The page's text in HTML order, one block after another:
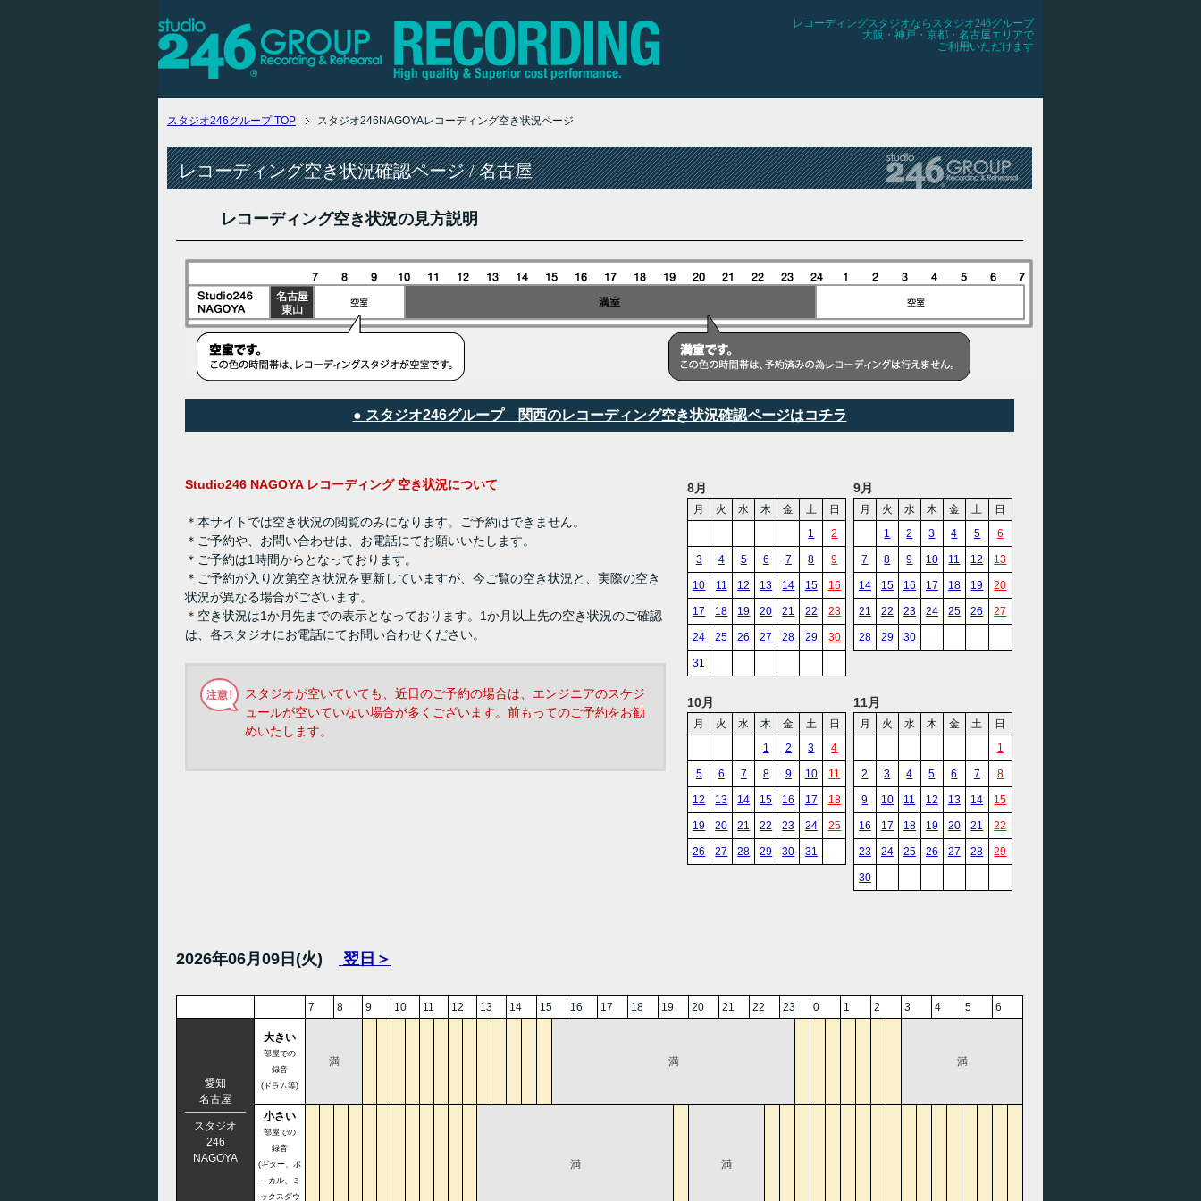
レコーディングスタジオならスタジオ246グループ
大阪・神戸・京都・名古屋エリアで
ご利用いただけます
スタジオ246グループTOP スタジオ246NAGOYAレコーディング空き状況ページ
レコーディング空き状況確認ページ / 名古屋
レコーディング空き状況の見方説明
● スタジオ246グループ 関西のレコーディング空き状況確認ページはコチラ
Studio246 NAGOYA レコーディング 空き状況について
＊本サイトでは空き状況の閲覧のみになります。ご予約はできません。
＊ご予約や、お問い合わせは、お電話にてお願いいたします。
＊ご予約は1時間からとなっております。
＊ご予約が入り次第空き状況を更新していますが、今ご覧の空き状況と、実際の空き
状況が異なる場合がございます。
＊空き状況は1か月先までの表示となっております。1か月以上先の空き状況のご確認
は、各スタジオにお電話にてお問い合わせください。
スタジオが空いていても、近日のご予約の場合は、エンジニアのスケジ
ュールが空いていない場合が多くございます。前もってのご予約をお勧
めいたします。
8月
月 火 水 木 金 土
日
1
2
3 4 5 6 7 8 9
10 11 12 13 14 15 16
17 18 19 20 21 22 23
24 25 26 27 28 29 30
31
9月
月 火 水 木 金 土
日
1
2 3 4 5 6
7 8 9 10 11 12 13
14 15 16 17 18 19 20
21 22 23 24 25 26 27
28 29 30
10月
月 火 水 木 金 土
日
1
2 3 4
5 6 7 8 9 10 11
12 13 14 15 16 17 18
19 20 21 22 23 24 25
26 27 28 29 30 31
11月
月 火 水 木 金 土
日
1
2 3 4 5 6 7 8
9 10 11 12 13 14 15
16 17 18 19 20 21 22
23 24 25 26 27 28 29
30
2026年06月09日(火) 翌日＞
7 8 9 10 11 12 13 14 15 16 17 18 19 20 21 22 23 0 1 2 3 4 5 6
愛知
名古屋
スタジオ
246
NAGOYA
大きい
部屋での
録音
(ドラム等)
満 満 満
小さい
部屋での
録音
(ギター、ボ
ーカル、ミ
ックスダウ
満 満